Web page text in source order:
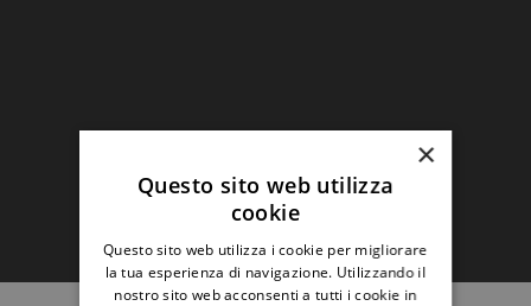
×
Questo sito web utilizza
cookie
Questo sito web utilizza i cookie per migliorare
la tua esperienza di navigazione. Utilizzando il
nostro sito web acconsenti a tutti i cookie in